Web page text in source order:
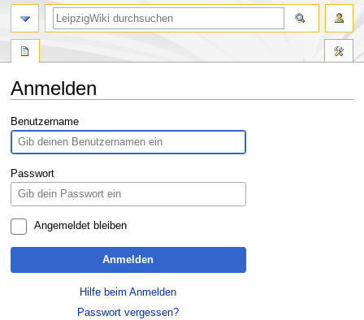
Anmelden
Zur
Navigation
springen
Zur
Suche
springen
Benutzername
Passwort
Angemeldet bleiben
Anmelden
Hilfe beim Anmelden
Passwort vergessen?